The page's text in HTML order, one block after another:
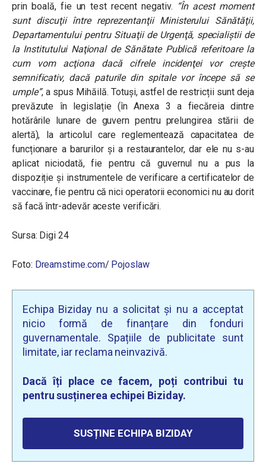
prin boală, fie un test recent negativ. “În acest moment
sunt discuţii între reprezentanţii Ministerului Sănătăţii,
Departamentului pentru Situaţii de Urgenţă, specialiştii de
la Institutului Naţional de Sănătate Publică referitoare la
cum vom acţiona dacă cifrele incidenţei vor creşte
semnificativ, dacă paturile din spitale vor începe să se
umple”, a spus Mihăilă. Totuși, astfel de restricții sunt deja
prevăzute în legislație (în Anexa 3 a fiecăreia dintre
hotărârile lunare de guvern pentru prelungirea stării de
alertă), la articolul care reglementează capacitatea de
funcționare a barurilor și a restaurantelor, dar ele nu s-au
aplicat niciodată, fie pentru că guvernul nu a pus la
dispoziție și instrumentele de verificare a certificatelor de
vaccinare, fie pentru că nici operatorii economici nu au dorit
să facă într-adevăr aceste verificări.
Sursa: Digi 24
Foto: Dreamstime.com/ Pojoslaw
Echipa Biziday nu a solicitat și nu a acceptat
nicio formă de finanțare din fonduri
guvernamentale. Spațiile de publicitate sunt
limitate, iar reclama neinvazivă.
Dacă îți place ce facem, poți contribui tu
pentru susținerea echipei Biziday.
SUSȚINE ECHIPA BIZIDAY